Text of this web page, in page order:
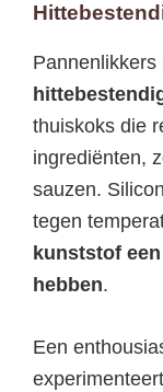
Pannenlikkers
thuiskoks die
ingrediënten,
sauzen.
tegen
kunststof
hebben.
Een